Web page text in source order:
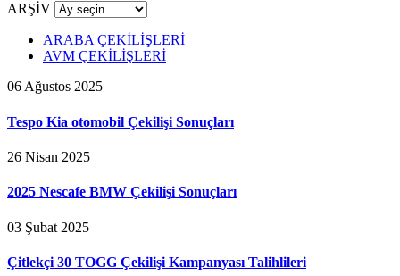
ARŞİV
ARABA ÇEKİLİŞLERİ
AVM ÇEKİLİŞLERİ
06 Ağustos 2025
Tespo Kia otomobil Çekilişi Sonuçları
26 Nisan 2025
2025 Nescafe BMW Çekilişi Sonuçları
03 Şubat 2025
Çitlekçi 30 TOGG Çekilişi Kampanyası Talihlileri